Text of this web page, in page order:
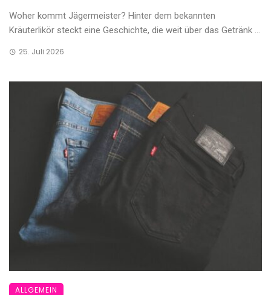
Woher kommt Jägermeister? Hinter dem bekannten
Kräuterlikör steckt eine Geschichte, die weit über das Getränk ...
25. Juli 2026
ALLGEMEIN